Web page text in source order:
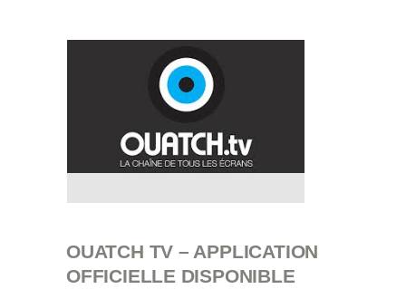
OUATCH TV – APPLICATION
OFFICIELLE DISPONIBLE